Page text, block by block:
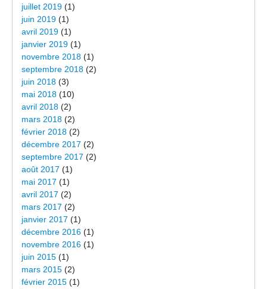
juillet 2019 (1)
juin 2019 (1)
avril 2019 (1)
janvier 2019 (1)
novembre 2018 (1)
septembre 2018 (2)
juin 2018 (3)
mai 2018 (10)
avril 2018 (2)
mars 2018 (2)
février 2018 (2)
décembre 2017 (2)
septembre 2017 (2)
août 2017 (1)
mai 2017 (1)
avril 2017 (2)
mars 2017 (2)
janvier 2017 (1)
décembre 2016 (1)
novembre 2016 (1)
juin 2015 (1)
mars 2015 (2)
février 2015 (1)